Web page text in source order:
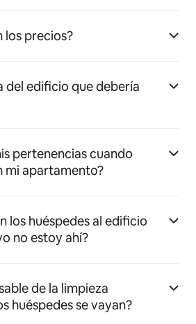
los precios?
del edificio que debería
pertenencias cuando
mi apartamento?
los huéspedes al edificio
no estoy ahí?
de la limpieza
huéspedes se vayan?